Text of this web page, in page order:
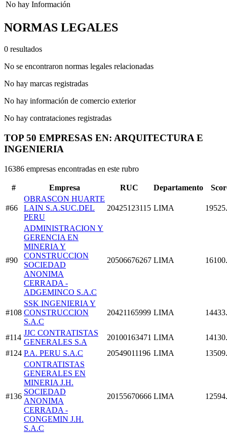
No hay Información
NORMAS LEGALES
0 resultados
No se encontraron normas legales relacionadas
No hay marcas registradas
No hay información de comercio exterior
No hay contrataciones registradas
TOP 50 EMPRESAS EN: ARQUITECTURA E
INGENIERIA
16386 empresas encontradas en este rubro
# Empresa RUC Departamento
#66
OBRASCON HUARTE
LAIN S.A.SUC.DEL
PERU
20425123115 LIMA
#90
ADMINISTRACION Y
GERENCIA EN
MINERIA Y
CONSTRUCCION
SOCIEDAD
ANONIMA
CERRADA -
ADGEMINCO S.A.C
20506676267 LIMA
#108
SSK INGENIERIA Y
CONSTRUCCION
S.A.C
20421165999 LIMA
#114
JJC CONTRATISTAS
GENERALES S.A
20100163471 LIMA
#124 P.A. PERU S.A.C 20549011196 LIMA
#136
CONTRATISTAS
GENERALES EN
MINERIA J.H.
SOCIEDAD
ANONIMA
CERRADA -
CONGEMIN J.H.
S.A.C
20155670666 LIMA